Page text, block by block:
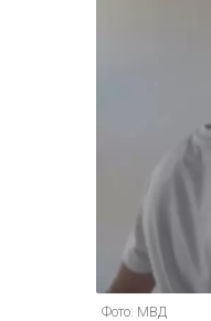
Фото: МВД